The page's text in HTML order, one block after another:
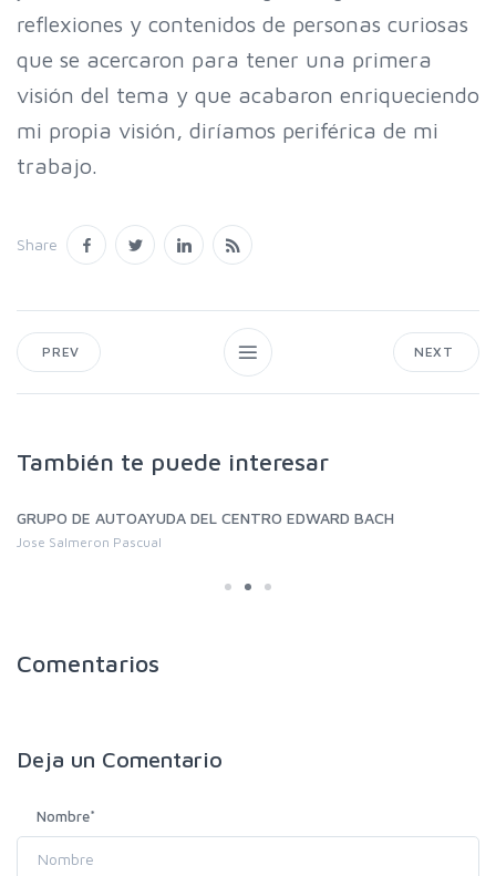
reflexiones y contenidos de personas curiosas
que se acercaron para tener una primera
visión del tema y que acabaron enriqueciendo
mi propia visión, diríamos periférica de mi
trabajo.
Share
PREV NEXT
También te puede interesar
GRUPO DE AUTOAYUDA DEL CENTRO EDWARD BACH
Jose Salmeron Pascual
Comentarios
Deja un Comentario
Nombre*